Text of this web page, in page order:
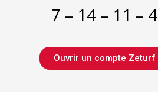
7 – 14 – 11 – 4
Ouvrir un compte Zeturf